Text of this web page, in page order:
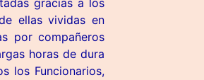
gracias a los
ellas vividas en
por compañeros
horas de dura
los Funcionarios,